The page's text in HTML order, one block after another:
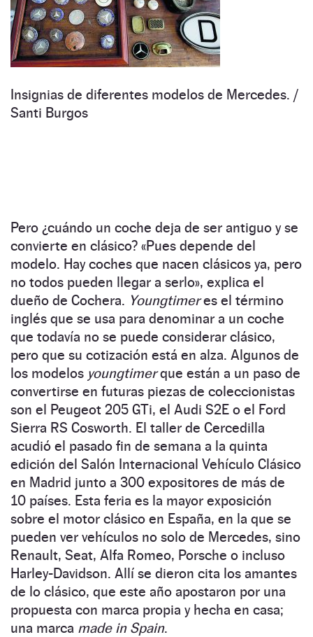
Insignias de diferentes modelos de Mercedes. /
Santi Burgos
Pero ¿cuándo un coche deja de ser antiguo y se
convierte en clásico? «Pues depende del
modelo. Hay coches que nacen clásicos ya, pero
no todos pueden llegar a serlo», explica el
dueño de Cochera. Youngtimeres el término
inglés que se usa para denominar a un coche
que todavía no se puede considerar clásico,
pero que su cotización está en alza. Algunos de
los modelos youngtimerque están a un paso de
convertirse en futuras piezas de coleccionistas
son el Peugeot 205 GTi, el Audi S2E o el Ford
Sierra RS Cosworth. El taller de Cercedilla
acudió el pasado fin de semana a la quinta
edición del Salón Internacional Vehículo Clásico
en Madrid junto a 300 expositores de más de
10 países. Esta feria es la mayor exposición
sobre el motor clásico en España, en la que se
pueden ver vehículos no solo de Mercedes, sino
Re­nault, Seat, Alfa Romeo, Porsche o incluso
Harley-Davidson. Allí se dieron cita los amantes
de lo clásico, que este año apostaron por una
propuesta con marca propia y hecha en casa;
una marca made in Spain.